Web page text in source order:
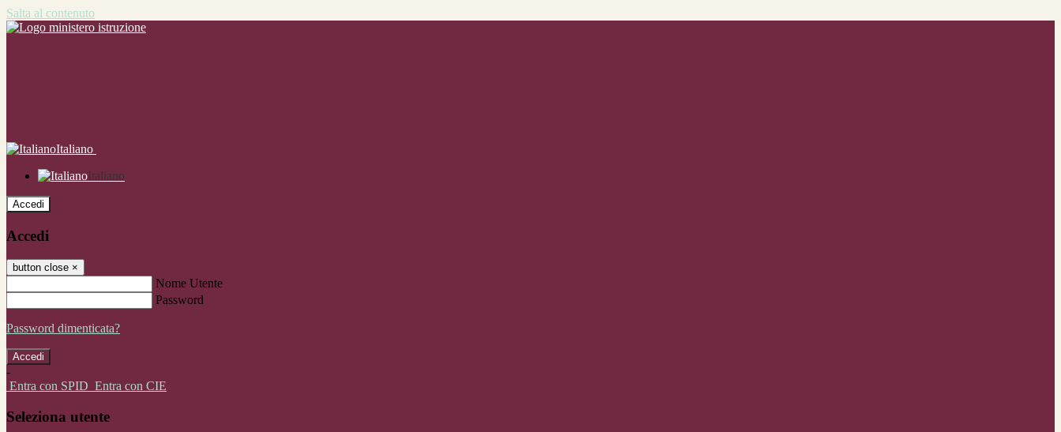
Salta al contenuto
Italiano
Italiano
Accedi
Accedi
button close ×
Nome Utente
Password
Password dimenticata?
-
Entra con SPID Entra con CIE
Seleziona utente